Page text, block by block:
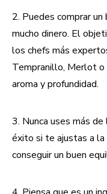
2. Puedes comprar
mucho dinero. El
los chefs más
Tempranillo, Merlot o
aroma y profundidad.
3. Nunca uses más
éxito si te ajustas a la
conseguir un buen